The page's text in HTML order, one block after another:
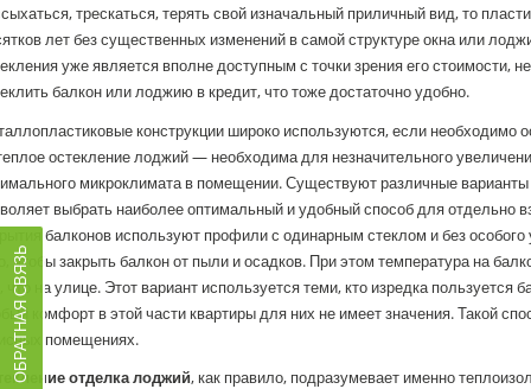
трескаться, терять свой изначальный приличный вид, то
лет без существенных изменений в самой структуре окна или
уже является вполне доступным с точки зрения его стоимости,
балкон или лоджию в кредит, что тоже достаточно удобно.
конструкции широко используются, если необходимо
остекление лоджий — необходима для незначительного
микроклимата в помещении. Существуют различные варианты
выбрать наиболее оптимальный и удобный способ для отдельно
балконов используют профили с одинарным стеклом и без
чтобы закрыть балкон от пыли и осадков. При этом температура на
что на улице. Этот вариант используется теми, кто изредка пользуется
комфорт в этой части квартиры для них не имеет значения. Такой
помещениях.
отделка лоджий, как правило, подразумевает именно
ОБРАТНАЯ СВЯЗЬ